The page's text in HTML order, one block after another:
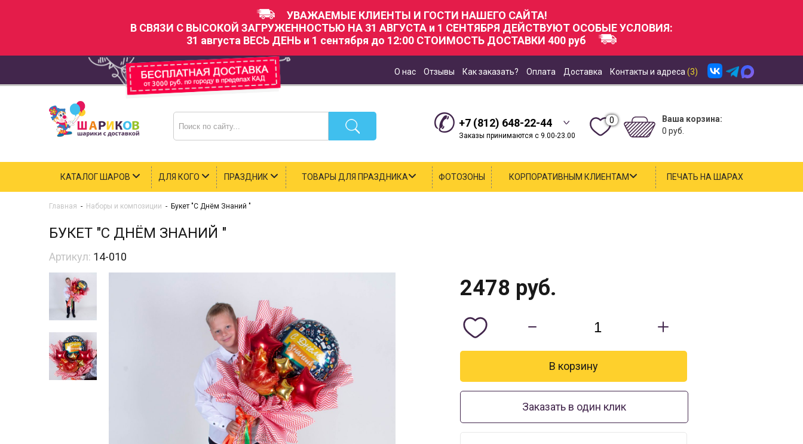
УВАЖАЕМЫЕ КЛИЕНТЫ И ГОСТИ НАШЕГО САЙТА!
В СВЯЗИ С ВЫСОКОЙ ЗАГРУЖЕННОСТЬЮ НА 31 АВГУСТА и 1 СЕНТЯБРЯ ДЕЙСТВУЮТ ОСОБЫЕ УСЛОВИЯ:
31 августа ВЕСЬ ДЕНЬ и 1 сентября до 12:00 СТОИМОСТЬ ДОСТАВКИ 400 руб
О нас Отзывы Как заказать? Оплата Доставка Контакты и адреса (3)
+7 (812) 648-22-44
Заказы принимаются с 9.00-23.00
0
Ваша корзина:
0 руб.
КАТАЛОГ ШАРОВ ДЛЯ КОГО ПРАЗДНИК ТОВАРЫ ДЛЯ ПРАЗДНИКА ФОТОЗОНЫ КОРПОРАТИВНЫМ КЛИЕНТАМ ПЕЧАТЬ НА ШАРАХ
Главная - Наборы и композиции - Букет "С Днём Знаний "
БУКЕТ "С ДНЁМ ЗНАНИЙ "
Артикул: 14-010
2478 руб.
Заказать в один клик